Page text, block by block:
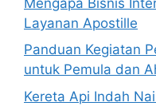
Layanan Apostille
Panduan Kegiatan
untuk Pemula dan
Kereta Api Indah